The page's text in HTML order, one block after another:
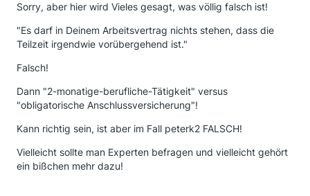
Sorry, aber hier wird Vieles gesagt, was völlig falsch ist!
"Es darf in Deinem Arbeitsvertrag nichts stehen, dass die
Teilzeit irgendwie vorübergehend ist."
Falsch!
Dann "2-monatige-berufliche-Tätigkeit" versus
"obligatorische Anschlussversicherung"!
Kann richtig sein, ist aber im Fall peterk2 FALSCH!
Vielleicht sollte man Experten befragen und vielleicht gehört
ein bißchen mehr dazu!